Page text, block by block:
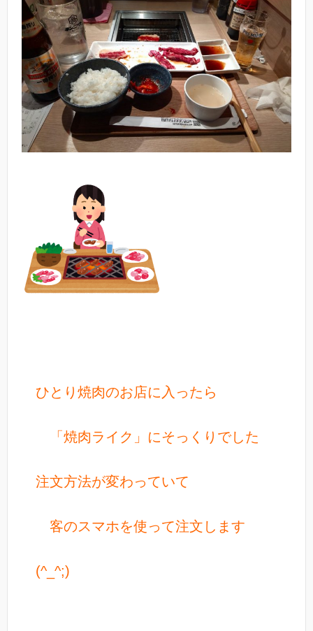
ひとり焼肉のお店に入ったら
「焼肉ライク」にそっくりでした
注文方法が変わっていて
客のスマホを使って注文します
(^_^;)